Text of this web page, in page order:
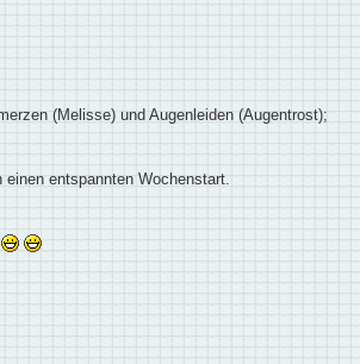
(Melisse) und Augenleiden (Augentrost);
einen entspannten Wochenstart.